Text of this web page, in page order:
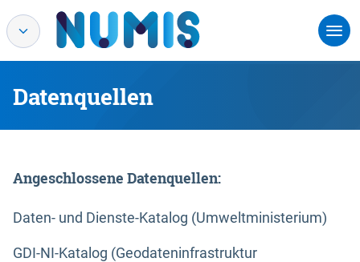
Datenquellen
Angeschlossene Datenquellen:
Daten- und Dienste-Katalog (Umweltministerium)
GDI-NI-Katalog (Geodateninfrastruktur